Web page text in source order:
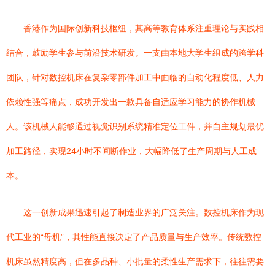
香港作为国际创新科技枢纽，其高等教育体系注重理论与实践相
结合，鼓励学生参与前沿技术研发。一支由本地大学生组成的跨学科
团队，针对数控机床在复杂零部件加工中面临的自动化程度低、人力
依赖性强等痛点，成功开发出一款具备自适应学习能力的协作机械
人。该机械人能够通过视觉识别系统精准定位工件，并自主规划最优
加工路径，实现24小时不间断作业，大幅降低了生产周期与人工成
本。
这一创新成果迅速引起了制造业界的广泛关注。数控机床作为现
代工业的“母机”，其性能直接决定了产品质量与生产效率。传统数控
机床虽然精度高，但在多品种、小批量的柔性生产需求下，往往需要